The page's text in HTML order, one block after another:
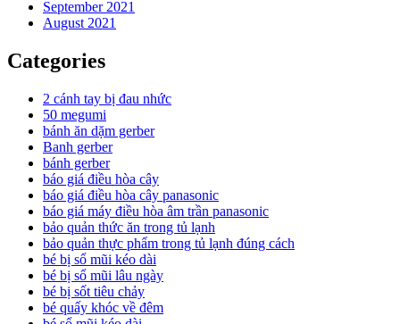
September 2021
August 2021
Categories
2 cánh tay bị đau nhức
50 megumi
bánh ăn dặm gerber
Banh gerber
bánh gerber
báo giá điều hòa cây
báo giá điều hòa cây panasonic
báo giá máy điều hòa âm trần panasonic
bảo quản thức ăn trong tủ lạnh
bảo quản thực phẩm trong tủ lạnh đúng cách
bé bị sổ mũi kéo dài
bé bị sổ mũi lâu ngày
bé bị sốt tiêu chảy
bé quấy khóc về đêm